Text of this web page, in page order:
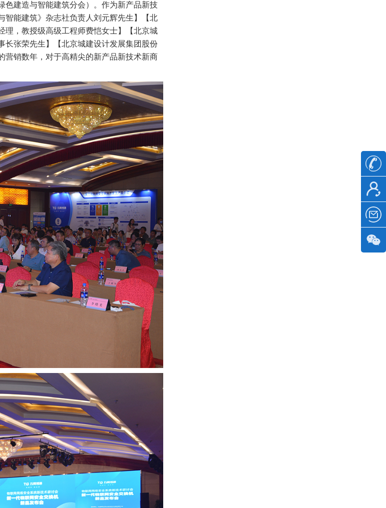
色建造与智能建筑分会）。作为新产品新技
智能建筑》杂志社负责人刘元辉先生】【北
理，教授级高级工程师费恺女士】【北京城
长张荣先生】【北京城建设计发展集团股份
营销数年，对于高精尖的新产品新技术新商